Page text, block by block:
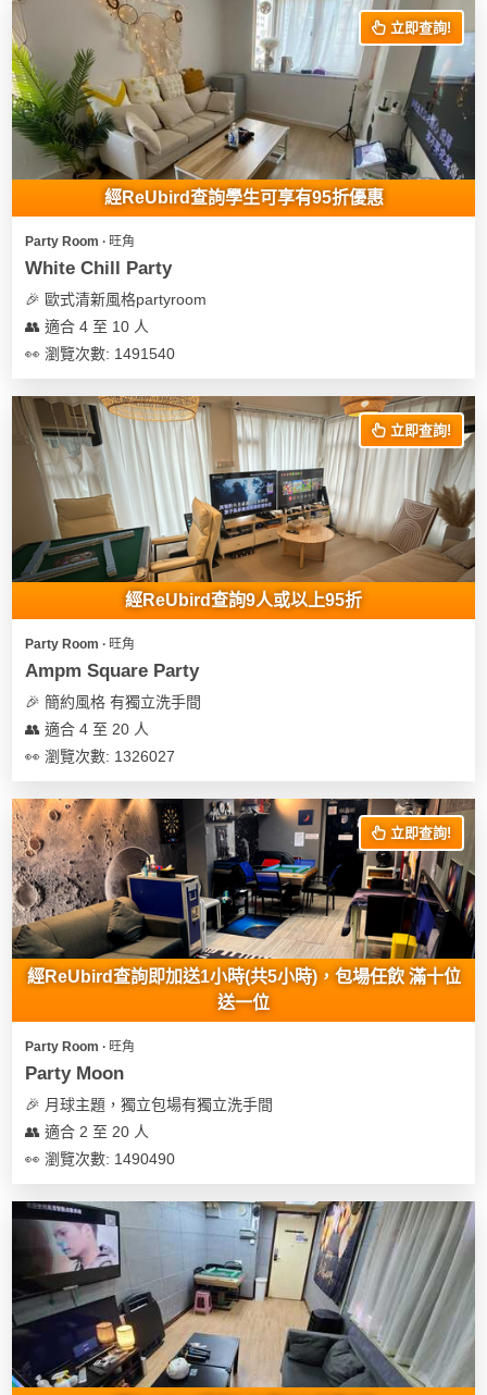
立即查詢!
經ReUbird查詢學生可享有95折優惠
Party Room ∙ 旺角
White Chill Party
🎉 歐式清新風格partyroom
👥 適合 4 至 10 人
👀 瀏覽次數: 1491540
立即查詢!
經ReUbird查詢9人或以上95折
Party Room ∙ 旺角
Ampm Square Party
🎉 簡約風格 有獨立洗手間
👥 適合 4 至 20 人
👀 瀏覽次數: 1326027
立即查詢!
經ReUbird查詢即加送1小時(共5小時)，包場任飲 滿十位
送一位
Party Room ∙ 旺角
Party Moon
🎉 月球主題，獨立包場有獨立洗手間
👥 適合 2 至 20 人
👀 瀏覽次數: 1490490